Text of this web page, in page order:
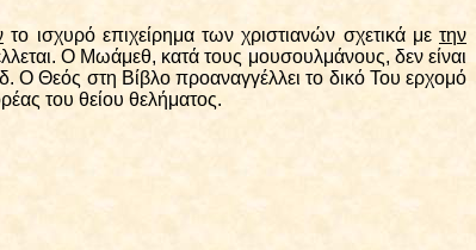
το ισχυρό επιχείρημα των χριστιανών σχετικά με την
Ο Μωάμεθ, κατά τους μουσουλμάνους, δεν είναι
Θεός στη Βίβλο προαναγγέλλει το δικό Του ερχομό
του θείου θελήματος.